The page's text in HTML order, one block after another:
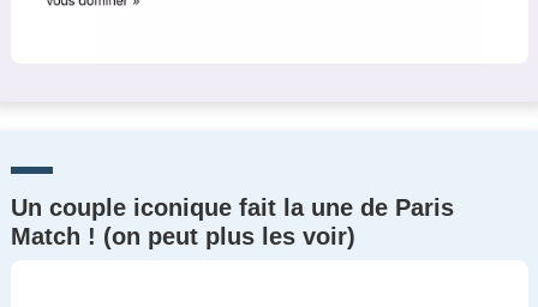
Un couple iconique fait la une de Paris
Match ! (on peut plus les voir)